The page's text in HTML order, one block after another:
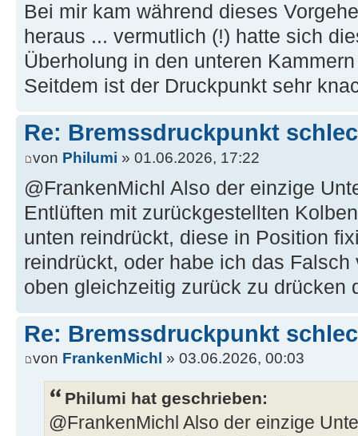
Bei mir kam während dieses
heraus ... vermutlich (!) hatte sich
Überholung in den unteren
Seitdem ist der Druckpunkt sehr
Re: Bremssdruckpunkt
von Philumi » 01.06.2026, 17:22
@FrankenMichl Also der einzige
Entlüften mit zurückgestellten
unten reindrückt, diese in Position
reindrückt, oder habe ich das
oben gleichzeitig zurück zu drücken
Re: Bremssdruckpunkt
von FrankenMichl » 03.06.2026, 00:03
Philumi hat geschrieben:
@FrankenMichl Also der einzige